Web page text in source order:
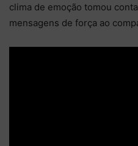
clima de emoção tomou
mensagens de força ao